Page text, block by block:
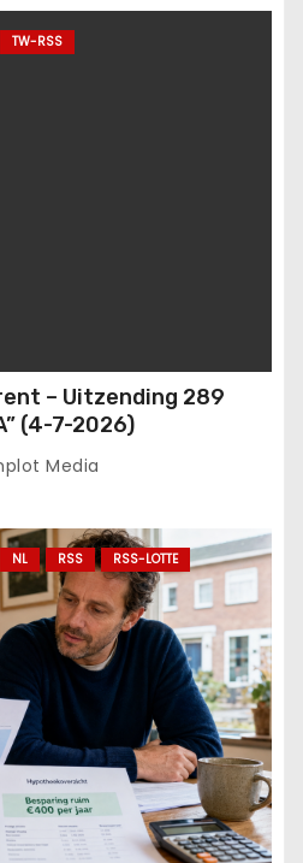
TW-RSS
– Uitzending 289
(4-7-2026)
Media
NL RSS
RSS-LOTTE